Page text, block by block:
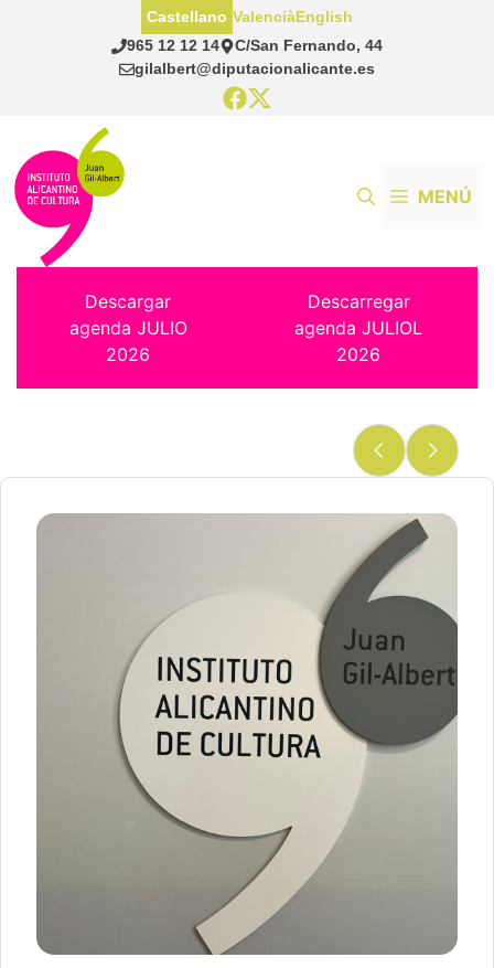
965 12 12 14
C/San Fernando, 44
gilalbert@diputacionalicante.es
Castellano ValenciàEnglish
MENÚ
Descargar
agenda JULIO
2026
Descarregar
agenda JULIOL
2026